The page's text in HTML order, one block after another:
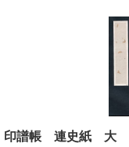
印譜帳 連史紙 大